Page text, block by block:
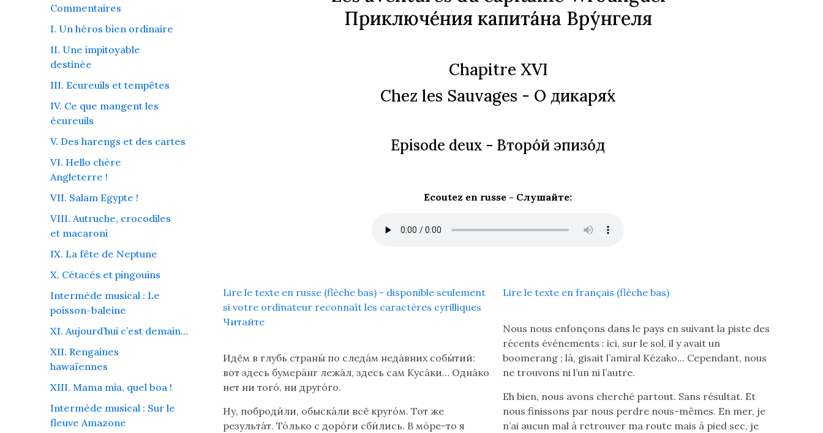
Commentaires
I. Un héros bien ordinaire
II. Une impitoyable
destinée
III. Ecureuils et tempêtes
IV. Ce que mangent les
écureuils
V. Des harengs et des cartes
VI. Hello chère
Angleterre !
VII. Salam Egypte !
VIII. Autruche, crocodiles
et macaroni
IX. La fête de Neptune
X. Cétacés et pingouins
Intermède musical : Le
poisson-baleine
XI. Aujourd’hui c’est demain…
XII. Rengaines
hawaïennes
XIII. Mama mia, quel boa !
Intermède musical : Sur le
fleuve Amazone
Приключе́ния капита́на Вру́нгеля
Chapitre XVI
Chez les Sauvages - О дикаря́х
Episode deux - Второ́й эпизо́д
Ecoutez en russe - Слушайте:
Lire le texte en russe (flèche bas) - disponible seulement
si votre ordinateur reconnaît les caractères cyrilliques
Читайте
Идём в глубь страны́ по следа́м неда́вних собы́тий:
вот здесь бумера́нг лежа́л, здесь сам Куса́ки… Одна́ко
нет ни того́, ни друго́го.
Ну, поброди́ли, обыска́ли всё круго́м. Тот же
результа́т. То́лько с доро́ги сби́лись. В мо́ре-то я
Lire le texte en français (flèche bas)
Nous nous enfonçons dans le pays en suivant la piste des
récents événements : ici, sur le sol, il y avait un
boomerang ; là, gisait l’amiral Kézako... Cependant, nous
ne trouvons ni l’un ni l’autre.
Eh bien, nous avons cherché partout. Sans résultat. Et
nous finissons par nous perdre nous-mêmes. En mer, je
n’ai aucun mal à retrouver ma route mais à pied sec, je